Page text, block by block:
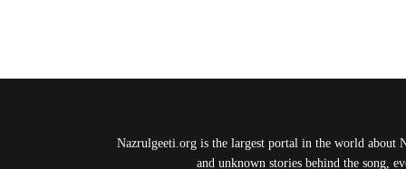
Nazrulgeeti.org is the largest portal in the world
and unknown stories behind the song,